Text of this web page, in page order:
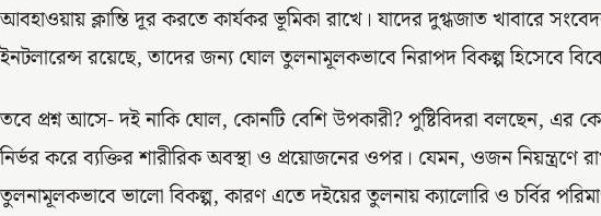
আবহাওয়ায় ক্লান্তি দূর করতে কার্যকর ভূমিকা রাখে। যাদের দুগ্ধজাত খাবারে
ইনটলারেন্স রয়েছে, তাদের জন্য ঘোল তুলনামূলকভাবে নিরাপদ বিকল্প হিসেবে
তবে প্রশ্ন আসে- দই নাকি ঘোল, কোনটি বেশি উপকারী? পুষ্টিবিদরা বলছেন, এর
নির্ভর করে ব্যক্তির শারীরিক অবস্থা ও প্রয়োজনের ওপর। যেমন, ওজন নিয়ন্ত্রণে
তুলনামূলকভাবে ভালো বিকল্প, কারণ এতে দইয়ের তুলনায় ক্যালোরি ও চর্বির